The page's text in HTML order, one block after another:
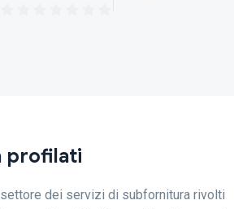
profilati
dei servizi di subfornitura rivolti